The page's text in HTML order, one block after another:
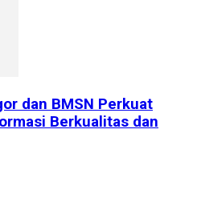
dan BMSN Perkuat
Berkualitas dan